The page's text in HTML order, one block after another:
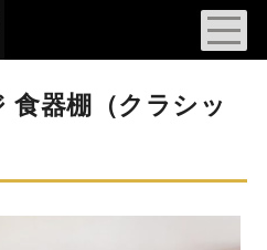
食器棚（クラシッ